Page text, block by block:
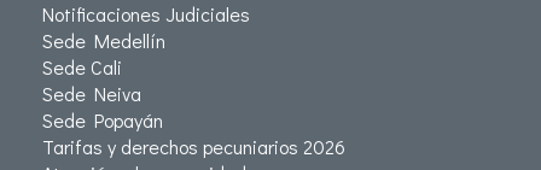
Notificaciones Judiciales
Sede Medellín
Sede Cali
Sede Neiva
Sede Popayán
Tarifas y derechos pecuniarios 2026